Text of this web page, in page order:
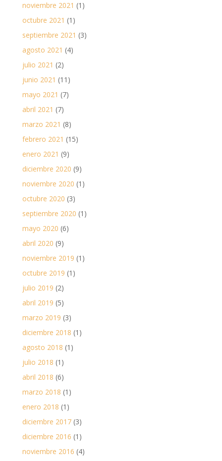
noviembre 2021 (1)
octubre 2021 (1)
septiembre 2021 (3)
agosto 2021 (4)
julio 2021 (2)
junio 2021 (11)
mayo 2021 (7)
abril 2021 (7)
marzo 2021 (8)
febrero 2021 (15)
enero 2021 (9)
diciembre 2020 (9)
noviembre 2020 (1)
octubre 2020 (3)
septiembre 2020 (1)
mayo 2020 (6)
abril 2020 (9)
noviembre 2019 (1)
octubre 2019 (1)
julio 2019 (2)
abril 2019 (5)
marzo 2019 (3)
diciembre 2018 (1)
agosto 2018 (1)
julio 2018 (1)
abril 2018 (6)
marzo 2018 (1)
enero 2018 (1)
diciembre 2017(3)
diciembre 2016 (1)
noviembre 2016 (4)